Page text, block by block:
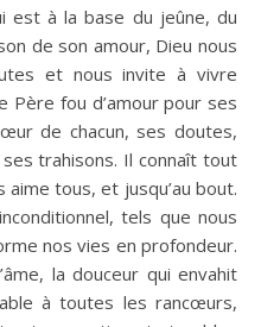
est à la base du jeûne, du
de son amour, Dieu nous
et nous invite à vivre
Père fou d’amour pour ses
de chacun, ses doutes,
trahisons. Il connaît tout
tous, et jusqu’au bout.
tels que nous
nos vies en profondeur.
la douceur qui envahit
à toutes les rancœurs,